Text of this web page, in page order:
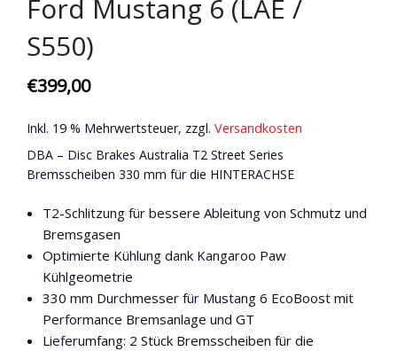
Ford Mustang 6 (LAE /
S550)
€399,00
Inkl. 19 % Mehrwertsteuer, zzgl. Versandkosten
DBA – Disc Brakes Australia T2 Street Series
Bremsscheiben 330 mm für die HINTERACHSE
T2-Schlitzung für bessere Ableitung von Schmutz und
Bremsgasen
Optimierte Kühlung dank Kangaroo Paw
Kühlgeometrie
330 mm Durchmesser für Mustang 6 EcoBoost mit
Performance Bremsanlage und GT
Lieferumfang: 2 Stück Bremsscheiben für die